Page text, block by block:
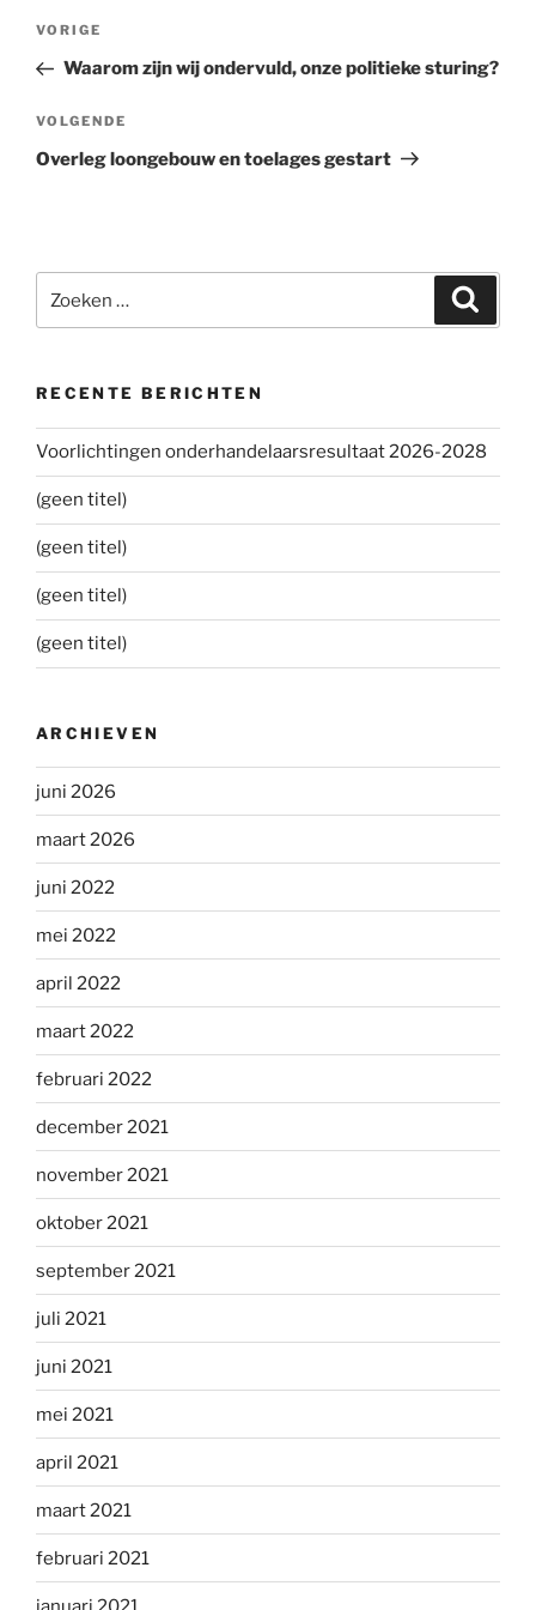
Bericht
Vorig
bericht
VORIGE
Waarom zijn wij ondervuld, onze politieke sturing?
Volgend
bericht
VOLGENDE
Overleg loongebouw en toelages gestart
naar:
RECENTE BERICHTEN
Voorlichtingen onderhandelaarsresultaat 2026-2028
(geen titel)
(geen titel)
(geen titel)
(geen titel)
ARCHIEVEN
juni 2026
maart 2026
juni 2022
mei 2022
april 2022
maart 2022
februari 2022
december 2021
november 2021
oktober 2021
september 2021
juli 2021
juni 2021
mei 2021
april 2021
maart 2021
februari 2021